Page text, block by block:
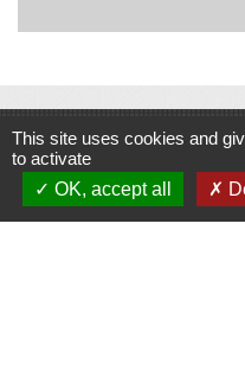
Contacts
Commune de Saint-
1 place de la Mairie
This site uses cookies and
to activate
OK, accept all